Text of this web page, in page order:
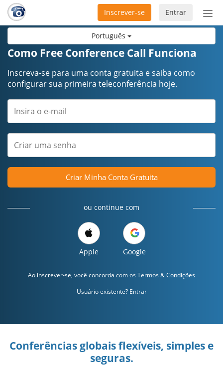
Português
Entrar
Inscrever-se
Como Free Conference Call Funciona
Inscreva-se para uma conta gratuita e saiba como
configurar sua primeira teleconferência hoje.
Criar Minha Conta Gratuita
ou continue com
Apple Google
Ao inscrever-se, você concorda com os Termos & Condições
Usuário existente? Entrar
Conferências globais flexíveis, simples e
seguras.